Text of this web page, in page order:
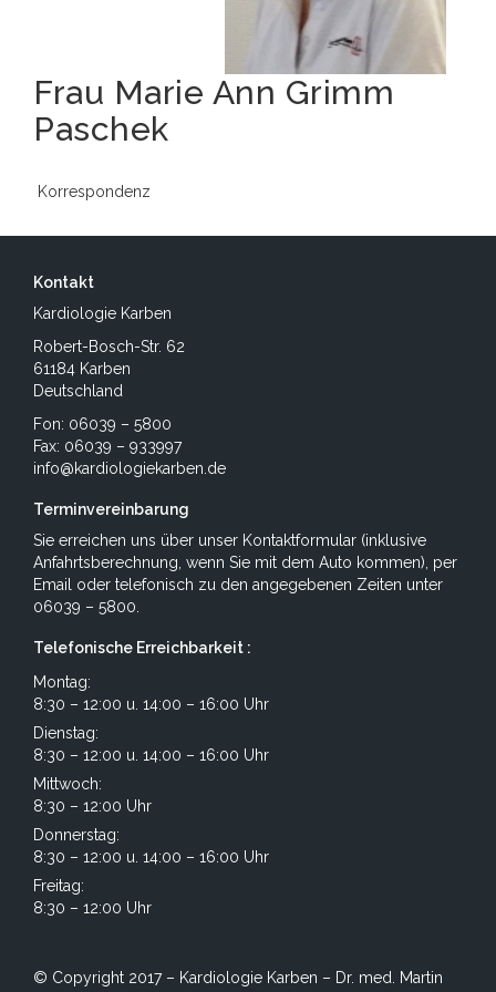
Frau Marie Ann Grimm
Paschek
Korrespondenz
Kontakt
Kardiologie Karben
Robert-Bosch-Str. 62
61184 Karben
Deutschland
Fon: 06039 – 5800
Fax: 06039 – 933997
info@kardiologiekarben.de
Terminvereinbarung
Sie erreichen uns über unser Kontaktformular (inklusive
Anfahrtsberechnung, wenn Sie mit dem Auto kommen), per
Email
oder telefonisch zu den angegebenen Zeiten unter
06039 – 5800.
Telefonische Erreichbarkeit :
Montag:
8:30 – 12:00 u. 14:00 – 16:00 Uhr
Dienstag:
8:30 – 12:00 u. 14:00 – 16:00 Uhr
Mittwoch:
8:30 – 12:00 Uhr
Donnerstag:
8:30 – 12:00 u. 14:00 – 16:00 Uhr
Freitag:
8:30 – 12:00 Uhr
© Copyright 2017 – Kardiologie Karben – Dr. med. Martin